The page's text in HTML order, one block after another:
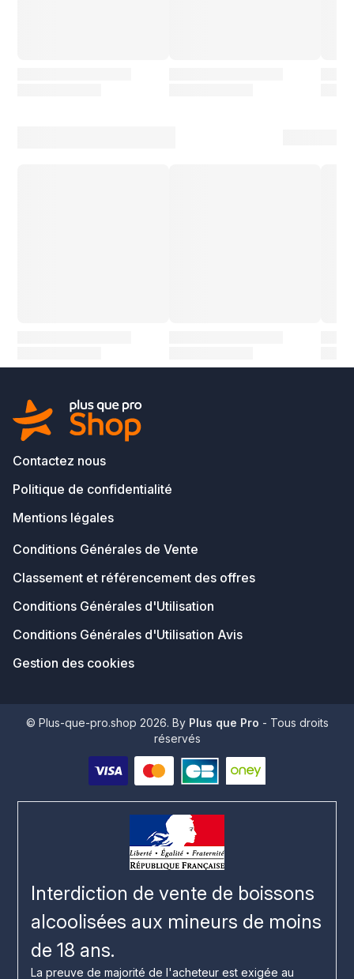
Contactez nous
Politique de confidentialité
Mentions légales
Conditions Générales de Vente
Classement et référencement des offres
Conditions Générales d'Utilisation
Conditions Générales d'Utilisation Avis
Gestion des cookies
© Plus-que-pro.shop 2026. By Plus que Pro - Tous droits
réservés
Interdiction de vente de boissons
alcoolisées aux mineurs de moins
de 18 ans.
La preuve de majorité de l'acheteur est exigée au